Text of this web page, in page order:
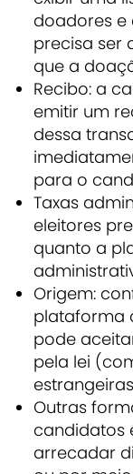
doadores e
precisa ser
que a
Recibo: a
emitir um
dessa
para o
Taxas
eleitores
quanto a
Origem:
plataforma
pode
pela lei
Outras
candidatos
arrecadar